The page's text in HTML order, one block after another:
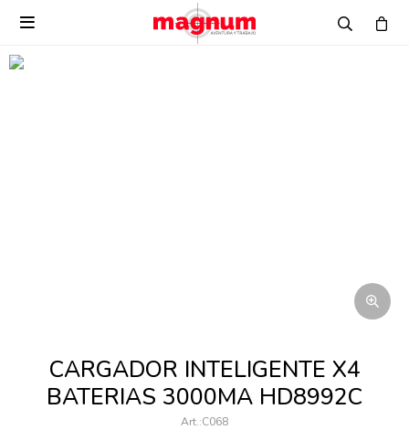

CARGADOR INTELIGENTE X4
BATERIAS 3000MA HD8992C
C068